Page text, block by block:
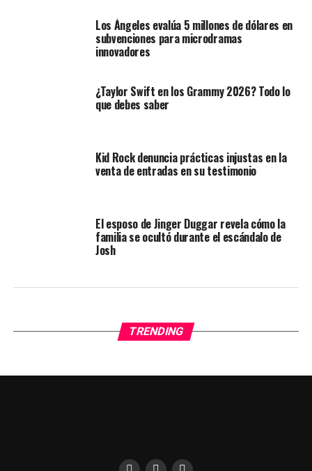
Los Ángeles evalúa 5 millones de dólares en
subvenciones para microdramas
innovadores
¿Taylor Swift en los Grammy 2026? Todo lo
que debes saber
Kid Rock denuncia prácticas injustas en la
venta de entradas en su testimonio
El esposo de Jinger Duggar revela cómo la
familia se ocultó durante el escándalo de
Josh
TRENDING